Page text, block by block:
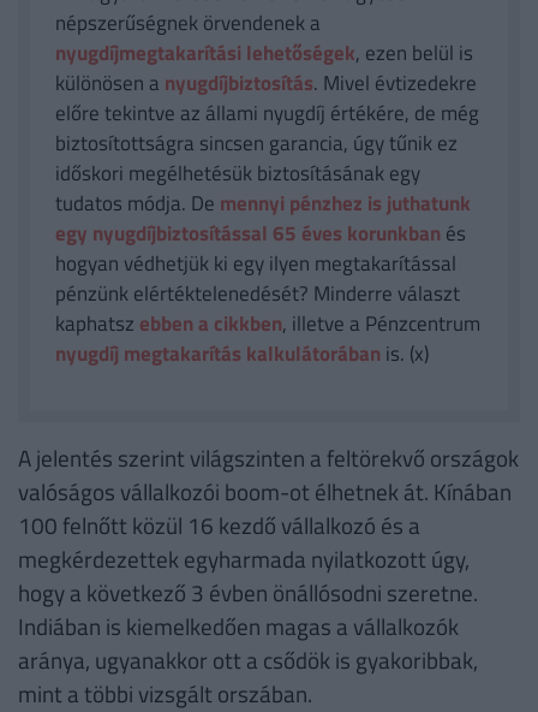
népszerűségnek örvendenek a
nyugdíjmegtakarítási lehetőségek, ezen belül is
különösen a nyugdíjbiztosítás. Mivel évtizedekre
előre tekintve az állami nyugdíj értékére, de még
biztosítottságra sincsen garancia, úgy tűnik ez
időskori megélhetésük biztosításának egy
tudatos módja. De mennyi pénzhez is juthatunk
egy nyugdíjbiztosítással 65 éves korunkban és
hogyan védhetjük ki egy ilyen megtakarítással
pénzünk elértéktelenedését? Minderre választ
kaphatsz ebben a cikkben, illetve a Pénzcentrum
nyugdíj megtakarítás kalkulátorában is. (x)
A jelentés szerint világszinten a feltörekvő országok
valóságos vállalkozói boom-ot élhetnek át. Kínában
100 felnőtt közül 16 kezdő vállalkozó és a
megkérdezettek egyharmada nyilatkozott úgy,
hogy a következő 3 évben önállósodni szeretne.
Indiában is kiemelkedően magas a vállalkozók
aránya, ugyanakkor ott a csődök is gyakoribbak,
mint a többi vizsgált orszában.